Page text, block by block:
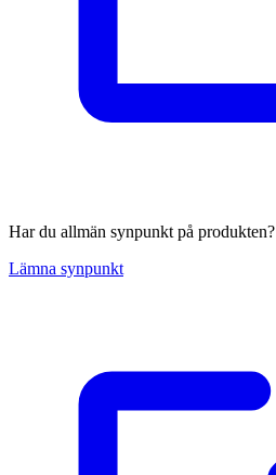
Har du allmän synpunkt på produkten?
Lämna synpunkt